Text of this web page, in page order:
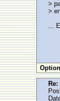
>
>
...